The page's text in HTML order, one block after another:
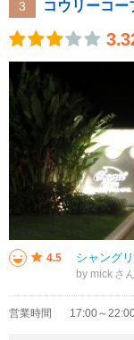
3 コウリーコー
4.5
by mick
営業時間 17:00～